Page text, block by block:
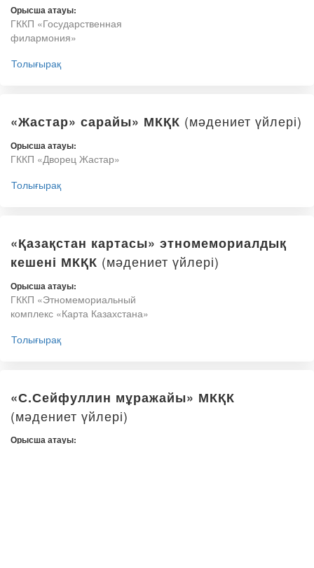
Орысша атауы:
ГККП «Государственная
филармония»
Толығырақ
«Жастар» сарайы» МКҚК (мәдениет үйлері)
Орысша атауы:
ГККП «Дворец Жастар»
Толығырақ
«Қазақстан картасы» этномемориалдық
кешені МКҚК (мәдениет үйлері)
Орысша атауы:
ГККП «Этномемориальный
комплекс «Карта Казахстана»
Толығырақ
«С.Сейфуллин мұражайы» МКҚК
(мәдениет үйлері)
Орысша атауы: